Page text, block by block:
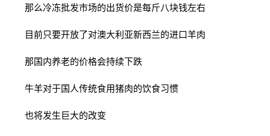
那么冷冻批发市场的出货价是每斤八块钱左右
目前只要开放了对澳大利亚新西兰的进口羊肉
那国内养老的价格会持续下跌
牛羊对于国人传统食用猪肉的饮食习惯
也将发生巨大的改变